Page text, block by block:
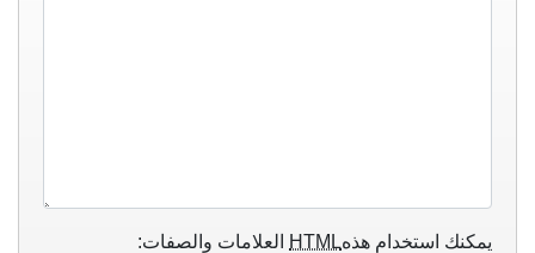
يمكنك استخدام هذهHTML العلامات والصفات: